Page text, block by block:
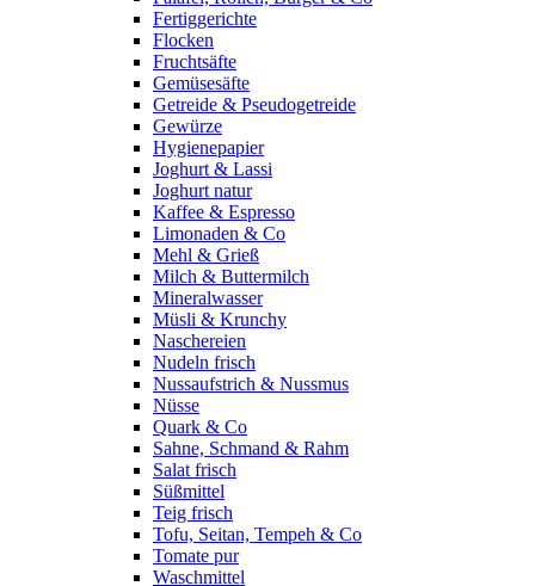
Fertiggerichte
Flocken
Fruchtsäfte
Gemüsesäfte
Getreide & Pseudogetreide
Gewürze
Hygienepapier
Joghurt & Lassi
Joghurt natur
Kaffee & Espresso
Limonaden & Co
Mehl & Grieß
Milch & Buttermilch
Mineralwasser
Müsli & Krunchy
Naschereien
Nudeln frisch
Nussaufstrich & Nussmus
Nüsse
Quark & Co
Sahne, Schmand & Rahm
Salat frisch
Süßmittel
Teig frisch
Tofu, Seitan, Tempeh & Co
Tomate pur
Waschmittel